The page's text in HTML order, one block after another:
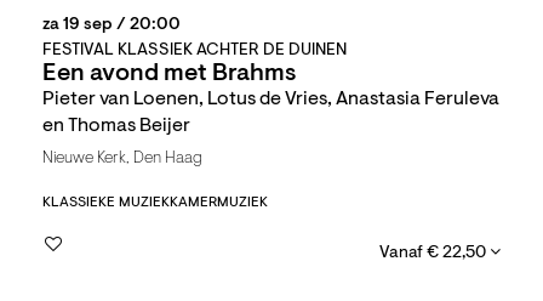
Een avond met Brahms
Pieter van Loenen, Lotus de Vries, Anastasia Feruleva
en Thomas Beijer
FESTIVAL KLASSIEK ACHTER DE DUINEN
za 19 sep / 20:00
Nieuwe Kerk, Den Haag
KLASSIEKE MUZIEKKAMERMUZIEK
Vanaf € 22,50